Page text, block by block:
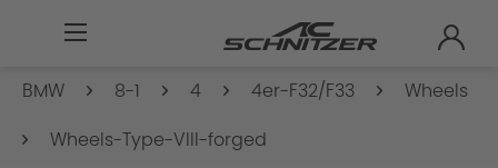
BMW 8-1 4 4er-F32/F33
Wheels
Wheels-Type-VIII-forged